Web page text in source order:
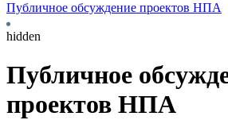
Публичное обсуждение проектов НПА
hidden
Публичное
проектов НПА